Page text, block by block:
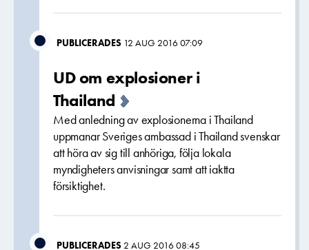
PUBLICERADES 12 AUG 2016 07:09
UD om explosioner i
Thailand
Med anledning av explosionerna i Thailand
uppmanar Sveriges ambassad i Thailand svenskar
att höra av sig till anhöriga, följa lokala
myndigheters anvisningar samt att iaktta
försiktighet.
PUBLICERADES 2 AUG 2016 08:45